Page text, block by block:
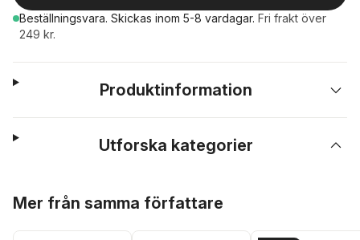
Beställningsvara. Skickas inom 5-8 vardagar. Fri frakt över
249 kr.
Produktinformation
Utforska kategorier
Mer från samma författare